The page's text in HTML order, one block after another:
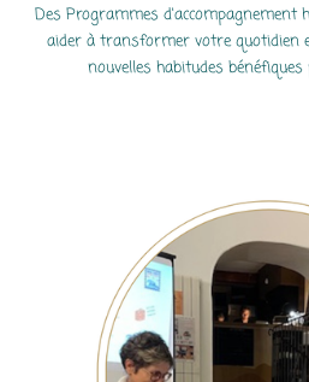
Des Programmes d'accompagnement
aider à transformer votre quotidien
nouvelles habitudes